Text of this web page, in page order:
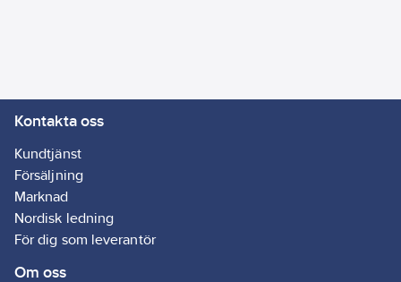
Kontakta oss
Kundtjänst
Försäljning
Marknad
Nordisk ledning
För dig som leverantör
Om oss